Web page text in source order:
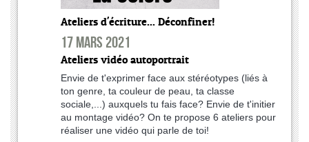
Ateliers d'écriture... Déconfiner!
17 mars 2021
Ateliers vidéo autoportrait
Envie de t'exprimer face aux stéréotypes (liés à
ton genre, ta couleur de peau, ta classe
sociale,...) auxquels tu fais face? Envie de t'initier
au montage vidéo? On te propose 6 ateliers pour
réaliser une vidéo qui parle de toi!